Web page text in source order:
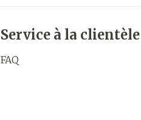
Service à la clientèle
FAQ